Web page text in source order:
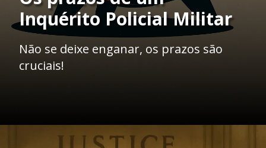
Inquérito Policial Militar
Não se deixe enganar, os prazos são
cruciais!
https://ademilsoncs.adv.br/